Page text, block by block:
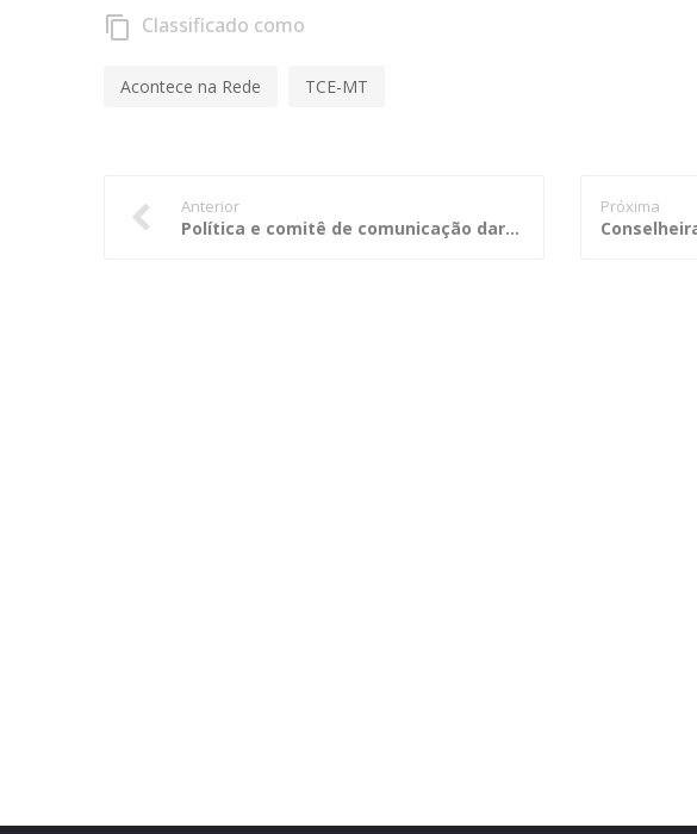
content_copy Classificado como
Acontece na Rede TCE-MT
Anterior
Política e comitê de comunicação darão mais transparência ao TCE-GO
Próxima